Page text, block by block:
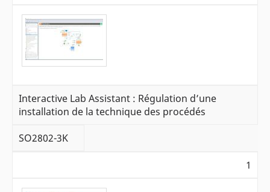
Interactive Lab Assistant : Régulation d’une
installation de la technique des procédés
SO2802-3K
1